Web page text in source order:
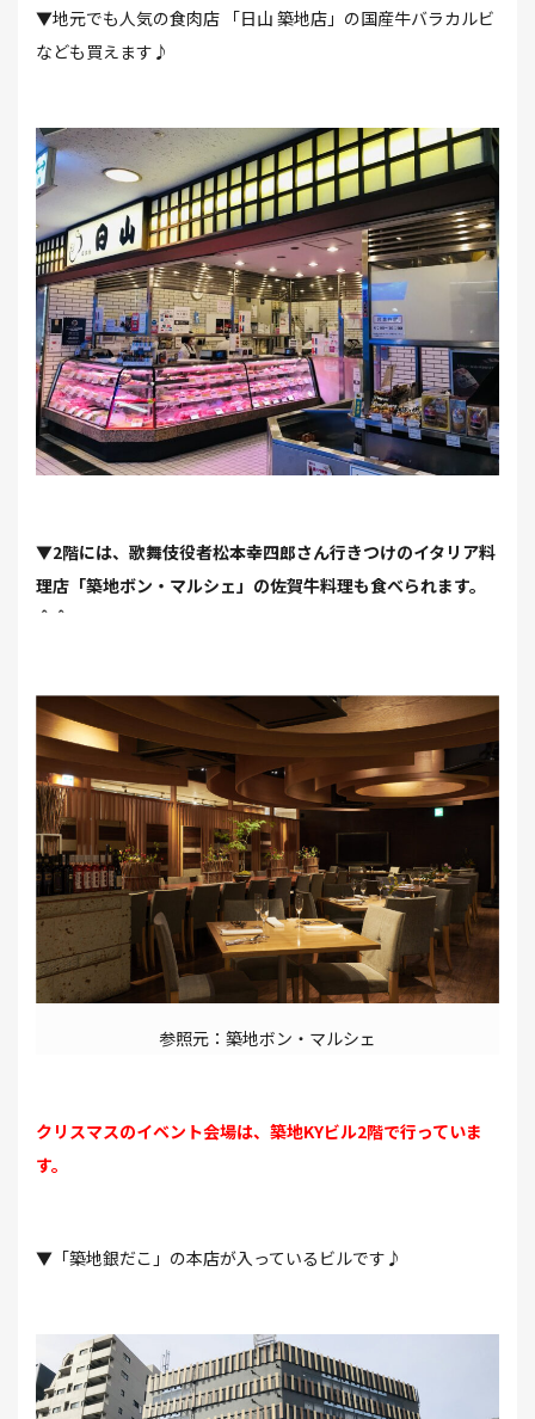
▼地元でも人気の食肉店 「日山 築地店」の国産牛バラカルビ
なども買えます♪
▼2階には、歌舞伎役者松本幸四郎さん行きつけのイタリア料
理店「築地ボン・マルシェ」の佐賀牛料理も食べられます。
＾＾
参照元：築地ボン・マルシェ
クリスマスのイベント会場は、築地KYビル2階で行っていま
す。
▼「築地銀だこ」の本店が入っているビルです♪